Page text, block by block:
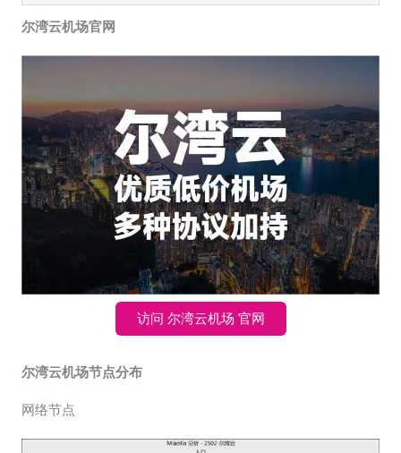
尔湾云机场官网
访问 尔湾云机场 官网
尔湾云机场节点分布
网络节点